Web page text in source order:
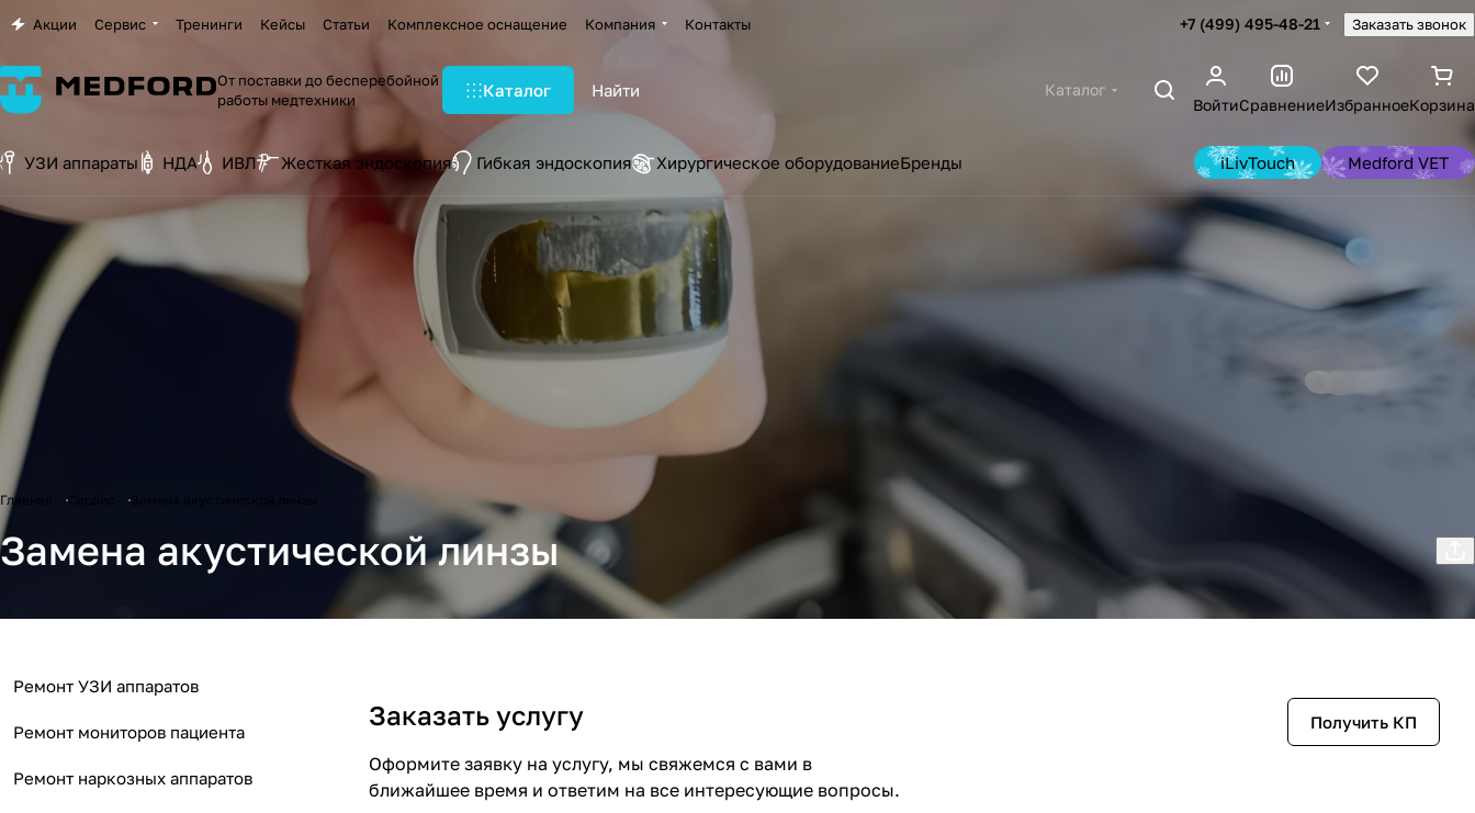
Акции Сервис Тренинги Кейсы Статьи Комплексное оснащение Компания Контакты +7 (499) 495-48-21 Заказать звонок
От поставки до бесперебойной
работы медтехники
Каталог
Каталог
ВойтиСравнениеИзбранноеКорзина
УЗИ аппараты НДА ИВЛ Жесткая эндоскопия Гибкая эндоскопия Хирургическое оборудованиеБренды iLivTouch Medford VET
Главная Сервис Замена акустической линзы
Замена акустической линзы
Заказать услугу
Оформите заявку на услугу, мы свяжемся с вами в
ближайшее время и ответим на все интересующие вопросы.
Получить КП
Ремонт УЗИ аппаратов
Ремонт мониторов пациента
Ремонт наркозных аппаратов